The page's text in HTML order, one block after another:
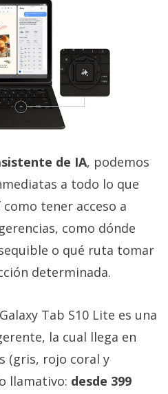
de IA, podemos
a todo lo que
tener acceso a
como dónde
o qué ruta tomar
determinada.
Tab S10 Lite es una
la cual llega en
(gris, rojo coral y
llamativo: desde 399